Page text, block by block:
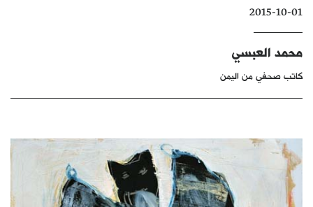
الأرشيف
2015-10-01
محمد العبسي
كاتب صحفي من اليمن